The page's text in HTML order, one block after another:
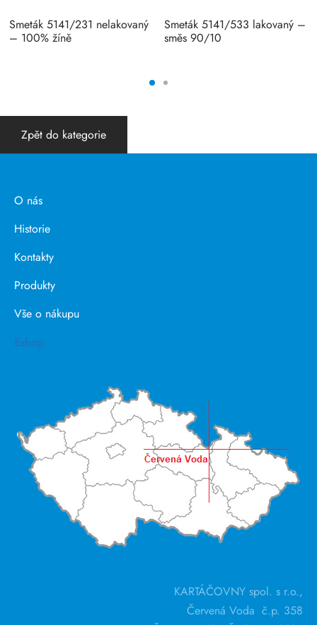
Smeták 5141/231 nelakovaný
– 100% žíně
Smeták 5141/533 lakovaný –
směs 90/10
Zpět do kategorie
O nás
Historie
Kontakty
Produkty
Vše o nákupu
Eshop
KARTÁČOVNY spol. s r.o.,
Červená Voda č.p. 358